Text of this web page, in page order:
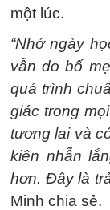
một lúc.
“Nhớ ngày
vẫn do bố
quá trình
giác trong
tương lai và
kiên nhẫn
hơn. Đây là
Minh chia sẻ.